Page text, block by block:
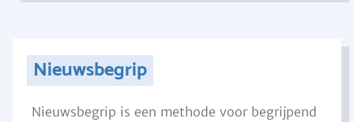
Nieuwsbegrip
Nieuwsbegrip is een methode voor begrijpend